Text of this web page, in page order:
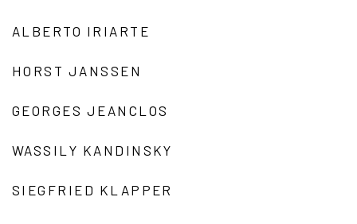
ALBERTO IRIARTE
HORST JANSSEN
GEORGES JEANCLOS
WASSILY KANDINSKY
SIEGFRIED KLAPPER